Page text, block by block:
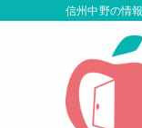
信州中野の情